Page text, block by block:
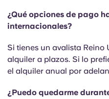
¿Qué opciones de pago
internacionales?
Si tienes un avalista Reino
alquiler a plazos. Si lo
el alquiler anual por
¿Puedo quedarme